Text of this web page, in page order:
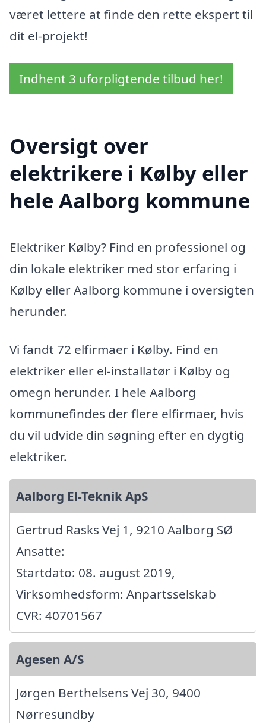
været lettere at finde den rette ekspert til
dit el-projekt!
Indhent 3 uforpligtende tilbud her!
Oversigt over
elektrikere i Kølby eller
hele Aalborg kommune
Elektriker Kølby? Find en professionel og
din lokale elektriker med stor erfaring i
Kølby eller Aalborg kommune i oversigten
herunder.
Vi fandt 72 elfirmaer i Kølby. Find en
elektriker eller el-installatør i Kølby og
omegn herunder. I hele Aalborg
kommunefindes der flere elfirmaer, hvis
du vil udvide din søgning efter en dygtig
elektriker.
Aalborg El-Teknik ApS
Gertrud Rasks Vej 1, 9210 Aalborg SØ
Ansatte:
Startdato: 08. august 2019,
Virksomhedsform: Anpartsselskab
CVR: 40701567
Agesen A/S
Jørgen Berthelsens Vej 30, 9400
Nørresundby